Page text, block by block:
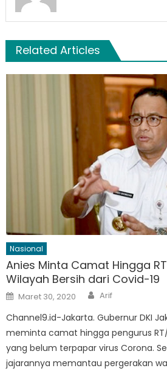
Related Articles
Nasional
Anies Minta Camat Hingga
Wilayah Bersih dari Covid-19
Posted
on
Maret 30, 2020 Author
Arif
Channel9.id-Jakarta. Gubernur DKI
meminta camat hingga pengurus
yang belum terpapar virus Corona.
jajarannya memantau pergerakan